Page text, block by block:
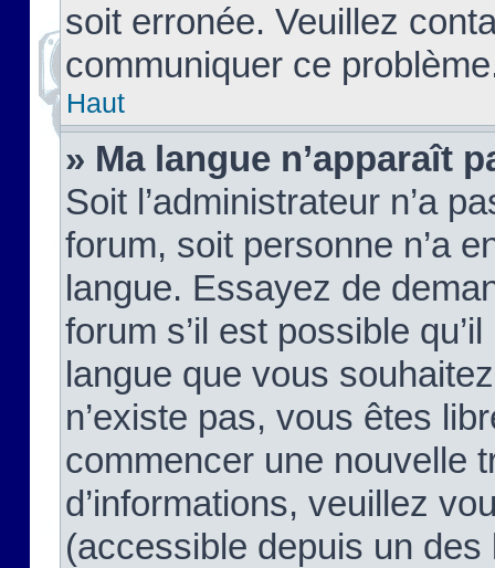
soit erronée. Veuillez
communiquer ce
Haut
» Ma langue n’apparaît
Soit l’administrateur n’a
forum, soit personne n’a
langue. Essayez de
forum s’il est possible
langue que vous
n’existe pas, vous êtes
commencer une nouvelle
d’informations, veuillez
(accessible depuis un